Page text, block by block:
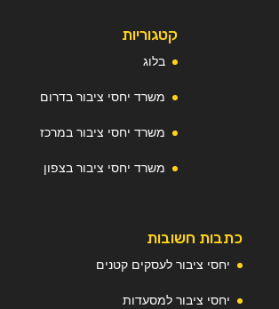
קטגוריות
בלוג
משרד יחסי ציבור בדרום
משרד יחסי ציבור במרכז
משרד יחסי ציבור בצפון
כתבות חשובות
יחסי ציבור לעסקים קטנים
יחסי ציבור למסעדות